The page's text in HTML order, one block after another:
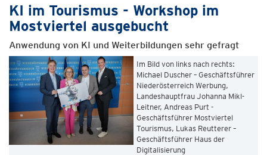
KI im Tourismus - Workshop im
Mostviertel ausgebucht
Anwendung von KI und Weiterbildungen sehr gefragt
Im Bild von links nach rechts:
Michael Duscher – Geschäftsführer
Niederösterreich Werbung,
Landeshauptfrau Johanna Mikl-
Leitner, Andreas Purt -
Geschäftsführer Mostviertel
Tourismus, Lukas Reutterer –
Geschäftsführer Haus der
Digitalisierung